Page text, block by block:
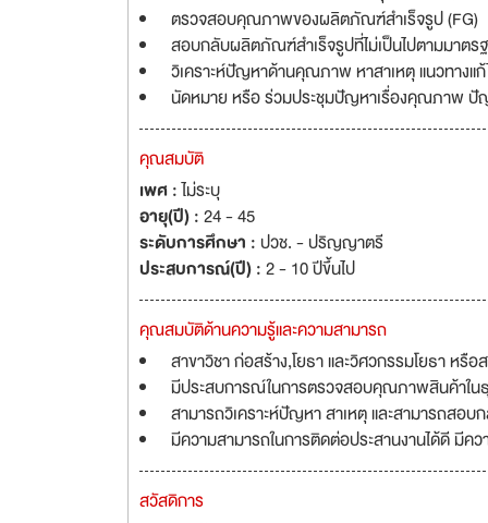
ตรวจสอบคุณภาพของผลิตภัณฑ์สำเร็จรูป (FG)
สอบกลับผลิตภัณฑ์สำเร็จรูปที่ไม่เป็นไปตามมาต
วิเคราะห์ปัญหาด้านคุณภาพ หาสาเหตุ แนวทางแก้
นัดหมาย หรือ ร่วมประชุมปัญหาเรื่องคุณภาพ ปั
คุณสมบัติ
เพศ :ไม่ระบุ
อายุ(ปี) :24 - 45
ระดับการศึกษา :ปวช. - ปริญญาตรี
ประสบการณ์(ปี) :2 - 10 ปีขึ้นไป
คุณสมบัติด้านความรู้และความสามารถ
สาขาวิชา ก่อสร้าง,โยธา และวิศวกรรมโยธา ห
มีประสบการณ์ในการตรวจสอบคุณภาพสินค้าใน
สามารถวิเคราะห์ปัญหา สาเหตุ และสามารถสอบ
มีความสามารถในการติดต่อประสานงานได้ดี มีค
สวัสดิการ